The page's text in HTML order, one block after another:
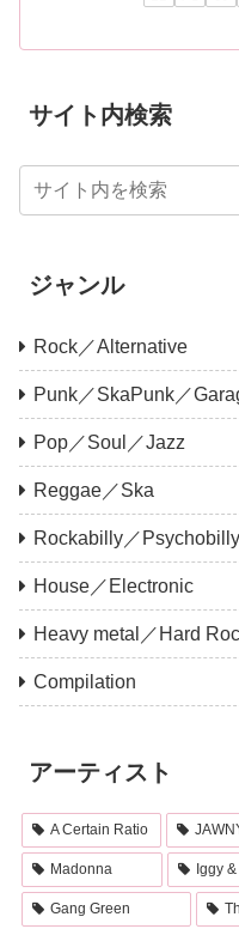
サイト内検索
ジャンル
Rock／Alternative
Punk／SkaPunk／
Pop／Soul／Jazz
Reggae／Ska
Rockabilly／Psychobilly
House／Electronic
Heavy metal／Hard
Compilation
アーティスト
A Certain Ratio
Madonna Iggy
Gang Green